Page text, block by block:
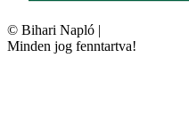
© Bihari Napló |
Minden jog fenntartva!